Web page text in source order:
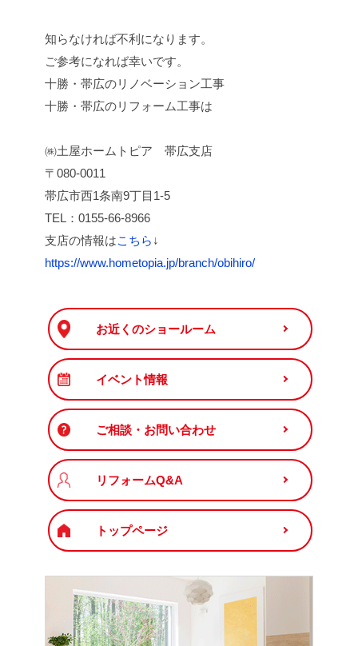
知らなければ不利になります。
ご参考になれば幸いです。
十勝・帯広のリノベーション工事
十勝・帯広のリフォーム工事は
㈱土屋ホームトピア 帯広支店
〒080-0011
帯広市西1条南9丁目1-5
TEL：0155-66-8966
支店の情報はこちら ↓
https://www.hometopia.jp/branch/obihiro/
お近くのショールーム
イベント情報
ご相談・お問い合わせ
リフォームQ&A
トップページ